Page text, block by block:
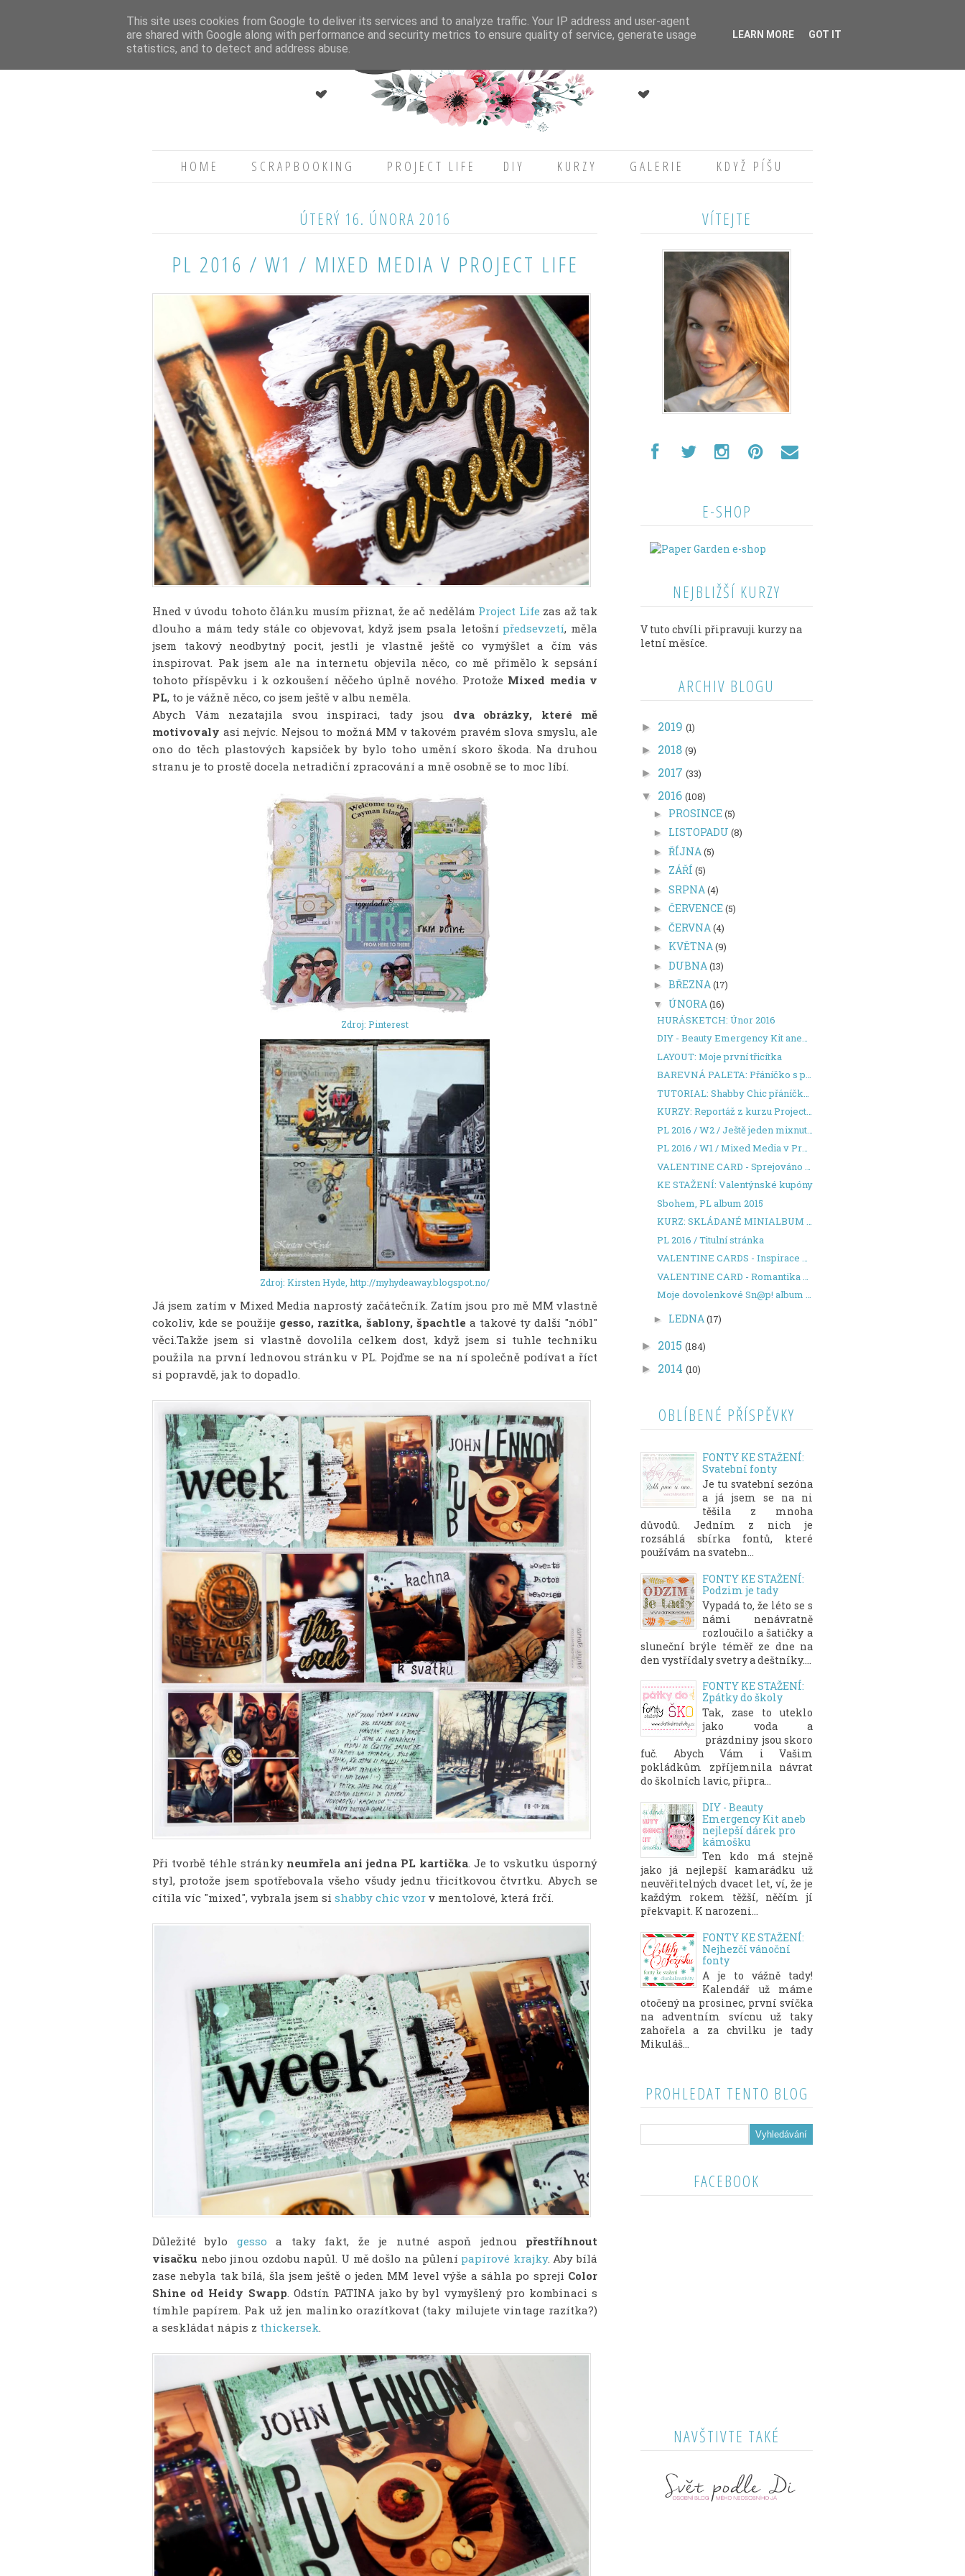
HOME SCRAPBOOKING PROJECT LIFE DIY KURZY GALERIE KDYŽ PÍŠU
ÚTERÝ 16. ÚNORA 2016
PL 2016 / W1 / MIXED MEDIA V PROJECT LIFE
Hned v úvodu tohoto článku musím přiznat, že ač nedělám Project Life zas až tak
dlouho a mám tedy stále co objevovat, když jsem psala letošní předsevzetí, měla
jsem takový neodbytný pocit, jestli je vlastně ještě co vymýšlet a čím vás
inspirovat. Pak jsem ale na internetu objevila něco, co mě přimělo k sepsání
tohoto příspěvku i k ozkoušení něčeho úplně nového. Protože Mixed media v
PL, to je vážně něco, co jsem ještě v albu neměla.
Abych Vám nezatajila svou inspiraci, tady jsou dva obrázky, které mě
motivovaly asi nejvíc. Nejsou to možná MM v takovém pravém slova smyslu, ale
ono do těch plastových kapsiček by bylo toho umění skoro škoda. Na druhou
stranu je to prostě docela netradiční zpracování a mně osobně se to moc líbí.
Zdroj: Pinterest
Zdroj: Kirsten Hyde, http://myhydeaway.blogspot.no/
Já jsem zatím v Mixed Media naprostý začátečník. Zatím jsou pro mě MM vlastně
cokoliv, kde se použije gesso, razítka, šablony, špachtle a takové ty další "nóbl"
věci. Takže jsem si vlastně dovolila celkem dost, když jsem si tuhle techniku
použila na první lednovou stránku v PL. Pojďme se na ní společně podívat a říct
si popravdě, jak to dopadlo.
Při tvorbě téhle stránky neumřela ani jedna PL kartička. Je to vskutku úsporný
styl, protože jsem spotřebovala všeho všudy jednu třicítkovou čtvrtku. Abych se
cítila víc "mixed", vybrala jsem si shabby chic vzor v mentolové, která frčí.
Důležité bylo gesso a taky fakt, že je nutné aspoň jednou přestříhnout
visačku nebo jinou ozdobu napůl. U mě došlo na půlení papírové krajky. Aby bílá
zase nebyla tak bílá, šla jsem ještě o jeden MM level výše a sáhla po spreji Color
Shine od Heidy Swapp . Odstín PATINA jako by byl vymyšlený pro kombinaci s
tímhle papírem. Pak už jen malinko orazítkovat (taky milujete vintage razítka?)
a seskládat nápis z thickersek
VÍTEJTE
E-SHOP
NEJBLIŽŠÍ KURZY
V tuto chvíli připravuji kurzy na
letní měsíce.
ARCHIV BLOGU
► 2019 (1)
► 2018 (9)
► 2017 (33)
▼ 2016 (108)
► PROSINCE(5)
► LISTOPADU (8)
► ŘÍJNA (5)
► ZÁŘÍ (5)
► SRPNA (4)
► ČERVENCE(5)
► ČERVNA (4)
► KVĚTNA(9)
► DUBNA (13)
► BŘEZNA(17)
▼ ÚNORA (16)
HURÁSKETCH: Únor 2016
DIY - Beauty Emergency Kit aneb nejlepší dárek pro...
LAYOUT: Moje první třicítka
BAREVNÁ PALETA: Přáníčko s překvapením
KURZY: Reportáž z kurzu Project Life
PL 2016 / W2 / Ještě jeden mixnutý týden
PL 2016 / W1 / Mixed Media v Project Life
KE STAŽENÍ: Valentýnské kupóny
Sbohem, PL album 2015
KURZ: SKLÁDANÉ MINIALBUM - LIBČICE N.VLT.
PL 2016 / Titulní stránka
VALENTINE CARDS - Inspirace pro zamilovaná přáníčka
Moje dovolenkové Sn@p! album - WEDNESDAY
► LEDNA (17)
► 2015 (184)
► 2014 (10)
OBLÍBENÉ PŘÍSPĚVKY
FONTY KE STAŽENÍ:
Svatební fonty
Je tu svatební sezóna
a já jsem se na ni
těšila z mnoha
důvodů. Jedním z nich je
rozsáhlá sbírka fontů, které
používám na svatebn...
FONTY KE STAŽENÍ:
Podzim je tady
Vypadá to, že léto se s
námi nenávratně
rozloučilo a šatičky a
sluneční brýle téměř ze dne na
den vystřídaly svetry a deštníky....
FONTY KE STAŽENÍ:
Zpátky do školy
Tak, zase to uteklo
jako voda a
prázdniny jsou skoro
fuč. Abych Vám i Vašim
pokládkům zpříjemnila návrat
do školních lavic, připra...
DIY - Beauty
Emergency Kit aneb
nejlepší dárek pro
kámošku
Ten kdo má stejně
jako já nejlepší kamarádku už
neuvěřitelných dvacet let, ví, že je
každým rokem těžší, něčím jí
překvapit. K narozeni...
FONTY KE STAŽENÍ:
Nejhezčí vánoční
fonty
A je to vážně tady!
Kalendář už máme
otočený na prosinec, první svíčka
na adventním svícnu už taky
zahořela a za chvilku je tady
Mikuláš...
PROHLEDAT TENTO BLOG
FACEBOOK
NAVŠTIVTE TAKÉ
This site uses cookies from Google to deliver its services and to analyze traffic. Your IP address and user-agent
are shared with Google along with performance and security metrics to ensure quality of service, generate usage
statistics, and to detect and address abuse.
LEARN MORE GOT IT